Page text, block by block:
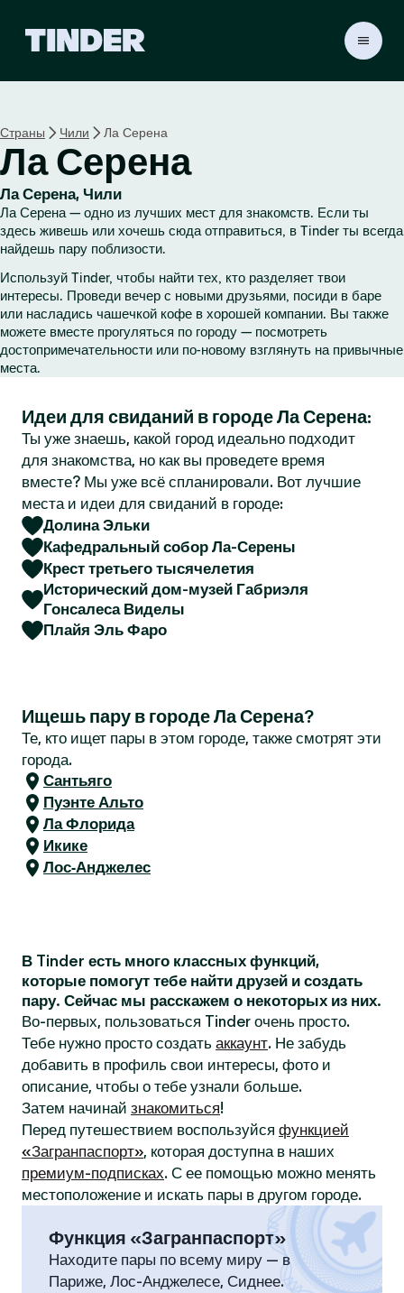
а
я
с
р
а
н
ц
а
T
i
n
r
Страны Чили Ла Серена
Ла Серена
Ла Серена, Чили
Ла Серена — одно из лучших мест для знакомств. Если ты
здесь живешь или хочешь сюда отправиться, в Tinder ты всегда
найдешь пару поблизости.
Используй Tinder, чтобы найти тех, кто разделяет твои
интересы. Проведи вечер с новыми друзьями, посиди в баре
или насладись чашечкой кофе в хорошей компании. Вы также
можете вместе прогуляться по городу — посмотреть
достопримечательности или по-новому взглянуть на привычные
места.
Идеи для свиданий в городе Ла Серена:
Ты уже знаешь, какой город идеально подходит
для знакомства, но как вы проведете время
вместе? Мы уже всё спланировали. Вот лучшие
места и идеи для свиданий в городе:
Долина Эльки
Кафедральный собор Ла-Серены
Крест третьего тысячелетия
Исторический дом-музей Габриэля
Гонсалеса Виделы
Плайя Эль Фаро
Ищешь пару в городе Ла Серена?
Те, кто ищет пары в этом городе, также смотрят эти
города.
Сантьяго
Пуэнте Альто
Ла Флорида
Икике
Лос-Анджелес
В Tinder есть много классных функций,
которые помогут тебе найти друзей и создать
пару. Сейчас мы расскажем о некоторых из них.
Во-первых, пользоваться Tinder очень просто.
Тебе нужно просто создать аккаунт. Не забудь
добавить в профиль свои интересы, фото и
описание, чтобы о тебе узнали больше.
Затем начинай знакомиться!
Перед путешествием воспользуйся функцией
«Загранпаспорт», которая доступна в наших
премиум-подписках. С ее помощью можно менять
местоположение и искать пары в другом городе.
Функция «Загранпаспорт»
Находите пары по всему миру — в
Париже, Лос-Анджелесе, Сиднее.